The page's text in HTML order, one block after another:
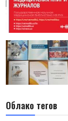
Облако тегов